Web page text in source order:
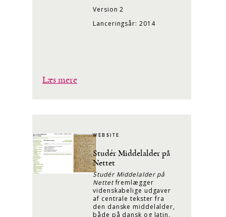
Version 2
Lanceringsår: 2014
Læs mere
WEBSITE
Studér Middelalder på
Nettet
Studér Middelalder på
Nettetfremlægger
videnskabelige udgaver
af centrale tekster fra
den danske middelalder,
både på dansk og latin.